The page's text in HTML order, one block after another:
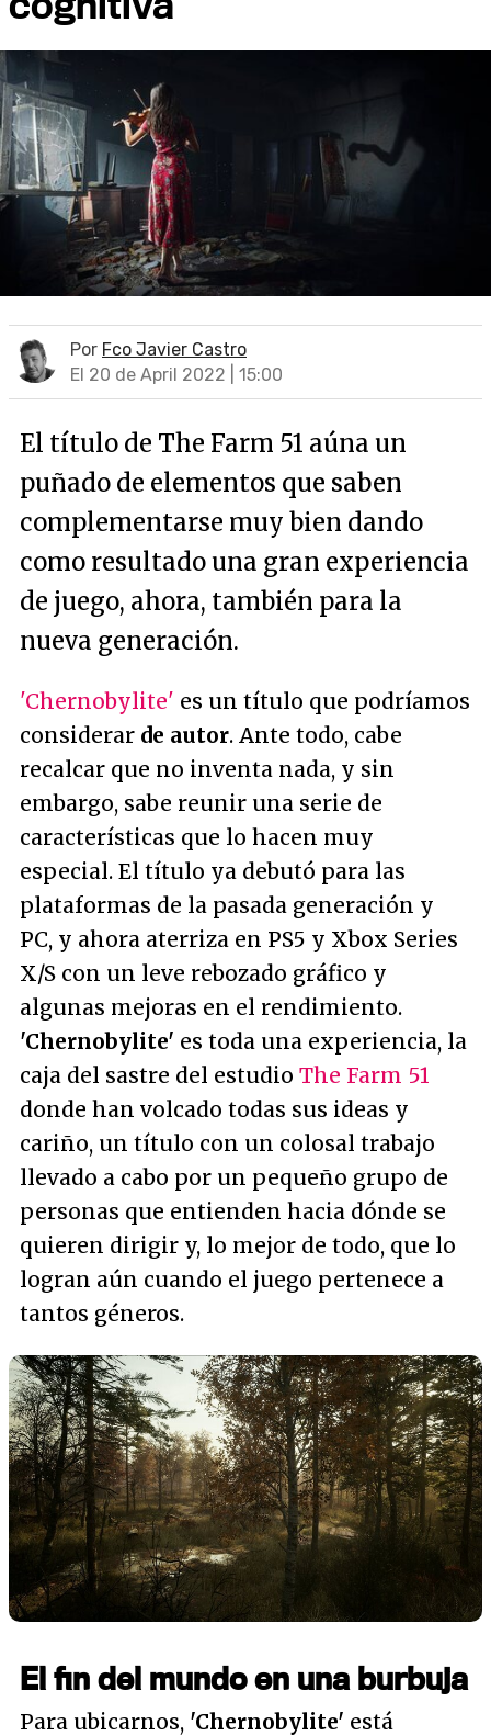
Por Fco Javier Castro
El 20 de April 2022 | 15:00
El título de The Farm 51 aúna un
puñado de elementos que saben
complementarse muy bien dando
como resultado una gran experiencia
de juego, ahora, también para la
nueva generación.
'Chernobylite' es un título que podríamos
considerar de autor. Ante todo, cabe
recalcar que no inventa nada, y sin
embargo, sabe reunir una serie de
características que lo hacen muy
especial. El título ya debutó para las
plataformas de la pasada generación y
PC, y ahora aterriza en PS5 y Xbox Series
X/S con un leve rebozado gráfico y
algunas mejoras en el rendimiento.
'Chernobylite' es toda una experiencia, la
caja del sastre del estudio The Farm 51
donde han volcado todas sus ideas y
cariño, un título con un colosal trabajo
llevado a cabo por un pequeño grupo de
personas que entienden hacia dónde se
quieren dirigir y, lo mejor de todo, que lo
logran aún cuando el juego pertenece a
tantos géneros.
El fin del mundo en una burbuja
Para ubicarnos, 'Chernobylite' está